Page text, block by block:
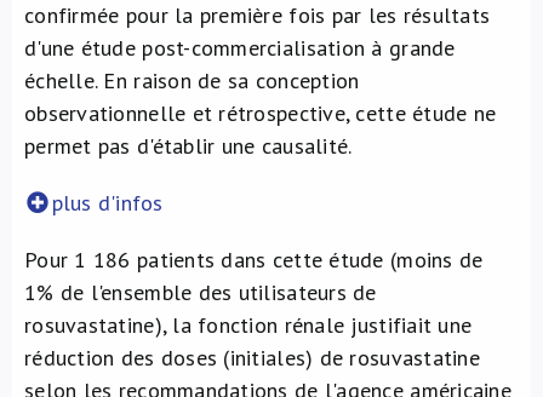
confirmée pour la première fois par les résultats
d'une étude post-commercialisation à grande
échelle. En raison de sa conception
observationnelle et rétrospective, cette étude ne
permet pas d'établir une causalité.
plus d'infos
Pour 1 186 patients dans cette étude (moins de
1% de l'ensemble des utilisateurs de
rosuvastatine), la fonction rénale justifiait une
réduction des doses (initiales) de rosuvastatine
selon les recommandations de l'agence américaine